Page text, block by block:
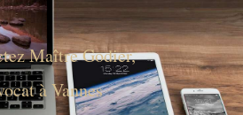
Maître Godier,
à Vannes